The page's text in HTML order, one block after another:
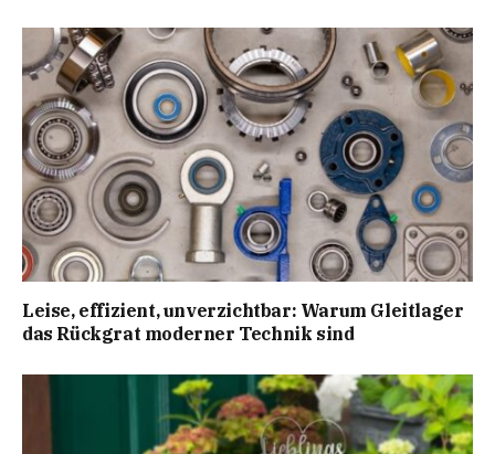
Leise, effizient, unverzichtbar: Warum Gleitlager
das Rückgrat moderner Technik sind